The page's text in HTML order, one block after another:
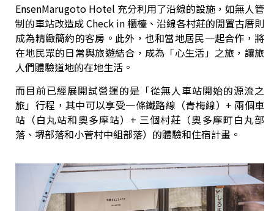
EnsenMarugoto Hotel 充分利用了沿線的設施，如無人管
制的車站改造成 Check in 櫃檯、沿線各村莊的閒置古厝則
成為精緻簡約的客房。此外，也和當地居民一起合作，將
在地民眾的日常與旅遊結合，成為「心生活」之旅，讓旅
人們體驗道地的在地生活。
而目前已經展開試營運的是「從無人車站開始的源流之
旅」行程，其中可以享受一條鐵路線（青梅線）+ 兩個車
站（白丸站和奧多摩站）+ 三個村莊（奧多摩町白丸部
落、堺部落和小菅村中組部落）的體驗和住宿計畫。